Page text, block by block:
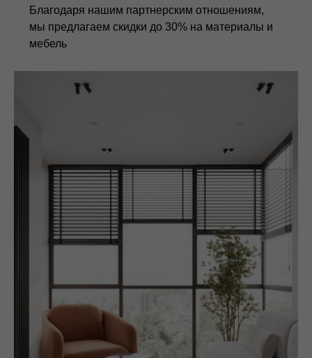
Благодаря нашим партнерским отношениям,
мы предлагаем скидки до 30% на материалы и
мебель